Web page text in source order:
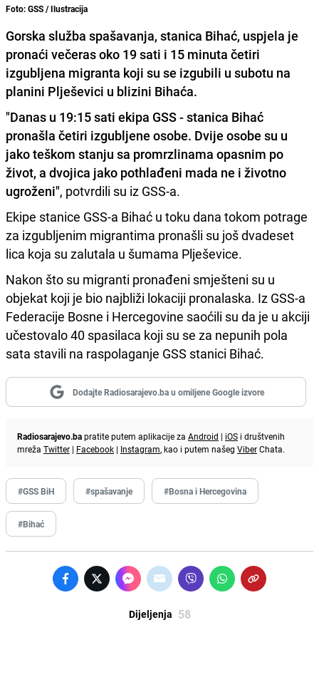
Foto: GSS / Ilustracija
Gorska služba spašavanja, stanica Bihać, uspjela je
pronaći večeras oko 19 sati i 15 minuta četiri
izgubljena migranta koji su se izgubili u subotu na
planini Plješevici u blizini Bihaća.
"Danas u 19:15 sati ekipa GSS - stanica Bihać
pronašla četiri izgubljene osobe. Dvije osobe su u
jako teškom stanju sa promrzlinama opasnim po
život, a dvojica jako pothlađeni mada ne i životno
ugroženi", potvrdili su iz GSS-a.
Ekipe stanice GSS-a Bihać u toku dana tokom potrage
za izgubljenim migrantima pronašli su još dvadeset
lica koja su zalutala u šumama Plješevice.
Nakon što su migranti pronađeni smješteni su u
objekat koji je bio najbliži lokaciji pronalaska. Iz GSS-a
Federacije Bosne i Hercegovine saoćili su da je u akciji
učestovalo 40 spasilaca koji su se za nepunih pola
sata stavili na raspolaganje GSS stanici Bihać.
Dodajte Radiosarajevo.ba u omiljene Google izvore
Radiosarajevo.bapratite putem aplikacije za Android | iOS i društvenih
mreža Twitter | Facebook | Instagram, kao i putem našeg ViberChata.
#GSS BiH #spašavanje #Bosna i Hercegovina
#Bihać
Dijeljenja 58